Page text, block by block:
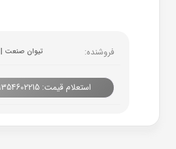
فروشنده: تیوان صنعت | T1Sanat
استعلام قیمت: 09354602215